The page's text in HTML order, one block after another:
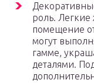
роль.
помещение
могут
гамме,
деталями.